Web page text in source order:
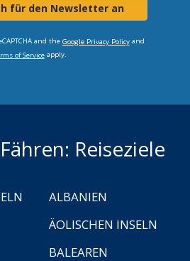
für den Newsletter an
and the Google Privacy Policyand
of Serviceapply.
Reiseziele
ALBANIEN
ÄOLISCHEN INSELN
BALEAREN